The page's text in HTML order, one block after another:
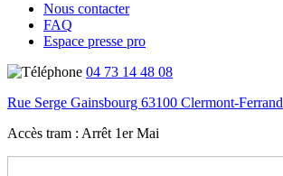
Nous contacter
FAQ
Espace presse pro
04 73 14 48 08
Rue Serge Gainsbourg 63100 Clermont-Ferrand
Accès tram : Arrêt 1er Mai